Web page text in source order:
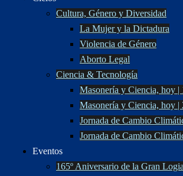
Cultura, Género y Diversidad
La Mujer y la Dictadura
Violencia de Género
Aborto Legal
Ciencia & Tecnología
Masonería y Ciencia, hoy |
Masonería y Ciencia, hoy |
Jornada de Cambio
Jornada de Cambio
Eventos
165º Aniversario de la Gran